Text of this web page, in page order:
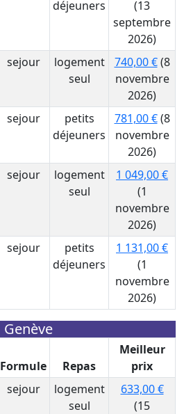
déjeuners
(13
septembre
2026)
sejour
logement
seul
740,00 €(8
novembre
2026)
sejour
petits
déjeuners
781,00 €(8
novembre
2026)
sejour
logement
seul
1 049,00 €
(1
novembre
2026)
sejour
petits
déjeuners
1 131,00 €
(1
novembre
2026)
Genève
Formule Repas
Meilleur
prix
sejour
logement
seul
633,00 €
(15